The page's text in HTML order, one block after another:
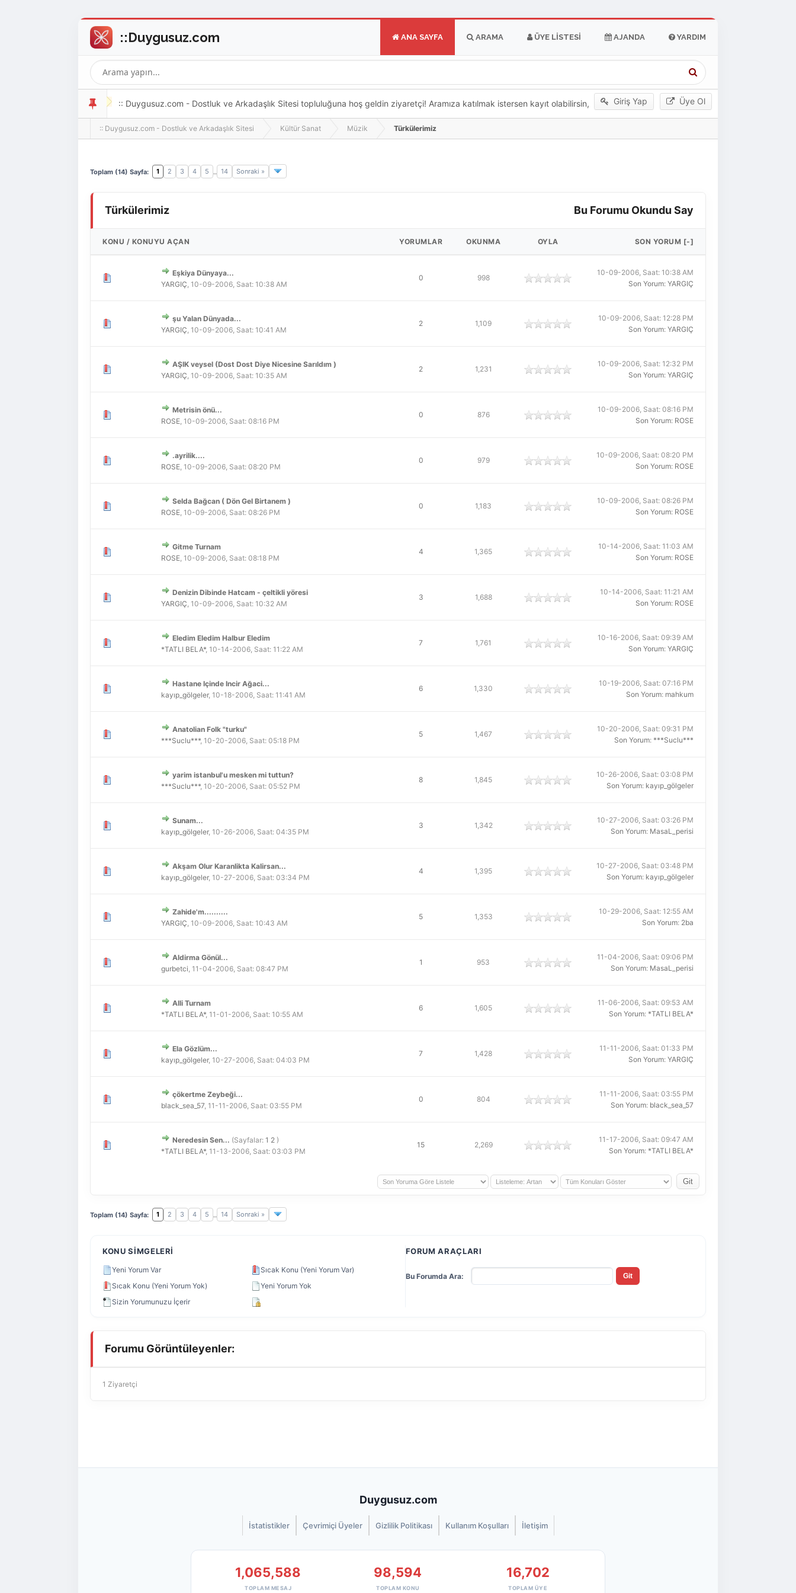
ANA SAYFA ARAMA ÜYE LISTESI AJANDA YARDIM
Giriş Yap Üye Ol
:: Duygusuz.com - Dostluk ve Arkadaşlık Sitesi topluluğuna hoş geldin ziyaretçi! Aramıza katılmak istersen kayıt olabilirsin,
oldukça kolay ve zahmetsizdir.
:: Duygusuz.com - Dostluk ve Arkadaşlık Sitesi Kültür Sanat Müzik Türkülerimiz
Toplam (14) Sayfa: 1 2 3 4 5 .. 14 Sonraki »
Bu Forumu Okundu Say
Türkülerimiz
KONU / KONUYU AÇAN YORUMLAR OKUNMA OYLA SON YORUM [-]
Eşkiya Dünyaya...
YARGIÇ, 10-09-2006, Saat: 10:38 AM
0 998
Derecelendirme: 0/5 - 0 oy
1
10-09-2006, Saat: 10:38 AM
Son Yorum: YARGIÇ
şu Yalan Dünyada...
YARGIÇ, 10-09-2006, Saat: 10:41 AM
2 1,109
Derecelendirme: 0/5 - 0 oy
123
10-09-2006, Saat: 12:28 PM
Son Yorum: YARGIÇ
AŞIK veysel (Dost Dost Diye Nicesine Sarıldım )
YARGIÇ, 10-09-2006, Saat: 10:35 AM
2 1,231
Derecelendirme: 0/5 - 0 oy
1 2345
10-09-2006, Saat: 12:32 PM
Son Yorum: YARGIÇ
Metrisin önü...
ROSE, 10-09-2006, Saat: 08:16 PM
0 876
Derecelendirme: 0/5 - 0 oy
10-09-2006, Saat: 08:16 PM
Son Yorum: ROSE
.ayrilik....
ROSE, 10-09-2006, Saat: 08:20 PM
0 979
Derecelendirme: 0/5 - 0 oy
10-09-2006, Saat: 08:20 PM
Son Yorum: ROSE
Selda Bağcan ( Dön Gel Birtanem )
ROSE, 10-09-2006, Saat: 08:26 PM
0 1,183
Derecelendirme: 0/5 - 0 oy
12 345
10-09-2006, Saat: 08:26 PM
Son Yorum: ROSE
Gitme Turnam
ROSE, 10-09-2006, Saat: 08:18 PM
4 1,365
Derecelendirme: 0/5 - 0 oy
10-14-2006, Saat: 11:03 AM
Son Yorum: ROSE
Denizin Dibinde Hatcam - çeltikli yöresi
YARGIÇ, 10-09-2006, Saat: 10:32 AM
3 1,688
Derecelendirme: 0/5 - 0 oy
12345
10-14-2006, Saat: 11:21 AM
Son Yorum: ROSE
Eledim Eledim Halbur Eledim
*TATLI BELA*, 10-14-2006, Saat: 11:22 AM
7 1,761
Derecelendirme: 0/5 - 0 oy
123 45
10-16-2006, Saat: 09:39 AM
Son Yorum: YARGIÇ
Hastane Içinde Incir Ağaci...
kayıp_gölgeler, 10-18-2006, Saat: 11:41 AM
6 1,330
Derecelendirme: 0/5 - 0 oy
12 3 45
10-19-2006, Saat: 07:16 PM
Son Yorum: mahkum
Anatolian Folk "turku"
***Suclu***, 10-20-2006, Saat: 05:18 PM
5 1,467
Derecelendirme: 0/5 - 0 oy
123
10-20-2006, Saat: 09:31 PM
Son Yorum: ***Suclu***
yarim istanbul'u mesken mi tuttun?
***Suclu***, 10-20-2006, Saat: 05:52 PM
8 1,845
Derecelendirme: 0/5 - 0 oy
12345
10-26-2006, Saat: 03:08 PM
Son Yorum: kayıp_gölgeler
Sunam...
kayıp_gölgeler, 10-26-2006, Saat: 04:35 PM
3 1,342
Derecelendirme: 0/5 - 0 oy
10-27-2006, Saat: 03:26 PM
Son Yorum: MasaL_perisi
Akşam Olur Karanlikta Kalirsan...
kayıp_gölgeler, 10-27-2006, Saat: 03:34 PM
4 1,395
Derecelendirme: 0/5 - 0 oy
1234 5
10-27-2006, Saat: 03:48 PM
Son Yorum: kayıp_gölgeler
Zahide'm..........
YARGIÇ, 10-09-2006, Saat: 10:43 AM
5 1,353
Derecelendirme: 0/5 - 0 oy
10-29-2006, Saat: 12:55 AM
Son Yorum: 2ba
Aldirma Gönül...
gurbetci, 11-04-2006, Saat: 08:47 PM
1 953
Derecelendirme: 0/5 - 0 oy
11-04-2006, Saat: 09:06 PM
Son Yorum: MasaL_perisi
Alli Turnam
*TATLI BELA*, 11-01-2006, Saat: 10:55 AM
6 1,605
Derecelendirme: 0/5 - 0 oy
11-06-2006, Saat: 09:53 AM
Son Yorum: *TATLI BELA*
Ela Gözlüm...
kayıp_gölgeler, 10-27-2006, Saat: 04:03 PM
7 1,428
Derecelendirme: 0/5 - 0 oy
11-11-2006, Saat: 01:33 PM
Son Yorum: YARGIÇ
çökertme Zeybeği...
black_sea_57, 11-11-2006, Saat: 03:55 PM
0 804
Derecelendirme: 0/5 - 0 oy
123
11-11-2006, Saat: 03:55 PM
Son Yorum: black_sea_57
Neredesin Sen... (Sayfalar: 1 2 )
*TATLI BELA*, 11-13-2006, Saat: 03:03 PM
15 2,269
Derecelendirme: 0/5 - 0 oy
12345
11-17-2006, Saat: 09:47 AM
Son Yorum: *TATLI BELA*
Toplam (14) Sayfa: 1 2 3 4 5 .. 14 Sonraki »
KONU SIMGELERI
Yeni Yorum Var
Sıcak Konu (Yeni Yorum Var)
Sıcak Konu (Yeni Yorum Yok)
Yeni Yorum Yok
Sizin Yorumunuzu İçerir
FORUM ARAÇLARI
Bu Forumda Ara:
Forumu Görüntüleyenler:
1 Ziyaretçi
Duygusuz.com
İstatistikler Çevrimiçi Üyeler Gizlilik Politikası Kullanım Koşulları İletişim
1,065,588
TOPLAM MESAJ
98,594
TOPLAM KONU
16,702
TOPLAM ÜYE